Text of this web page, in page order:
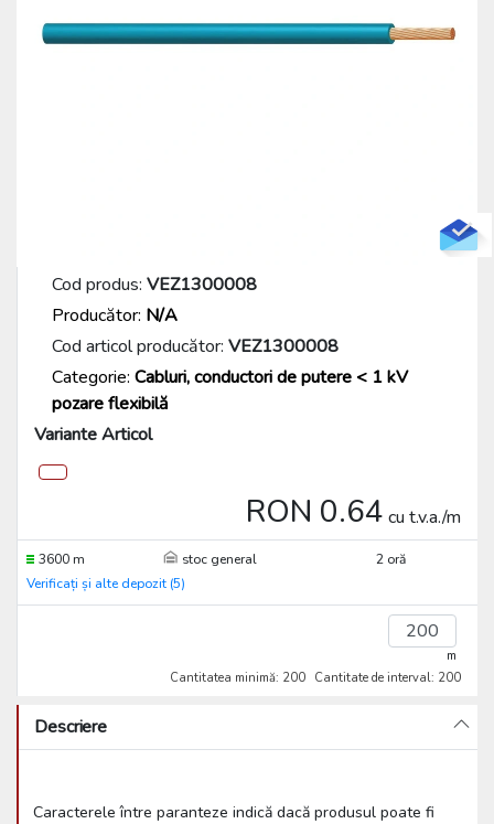
Cod produs: VEZ1300008
Producător: N/A
Cod articol producător: VEZ1300008
Categorie: Cabluri, conductori de putere < 1 kV
pozare flexibilă
Variante Articol
RON 0.64 cu t.v.a./m
3600 m stoc general
2 oră
Verificați și alte depozit (5)
m
Cantitatea minimă: 200 Cantitate de interval: 200
Descriere
Caracterele între paranteze indică dacă produsul poate fi